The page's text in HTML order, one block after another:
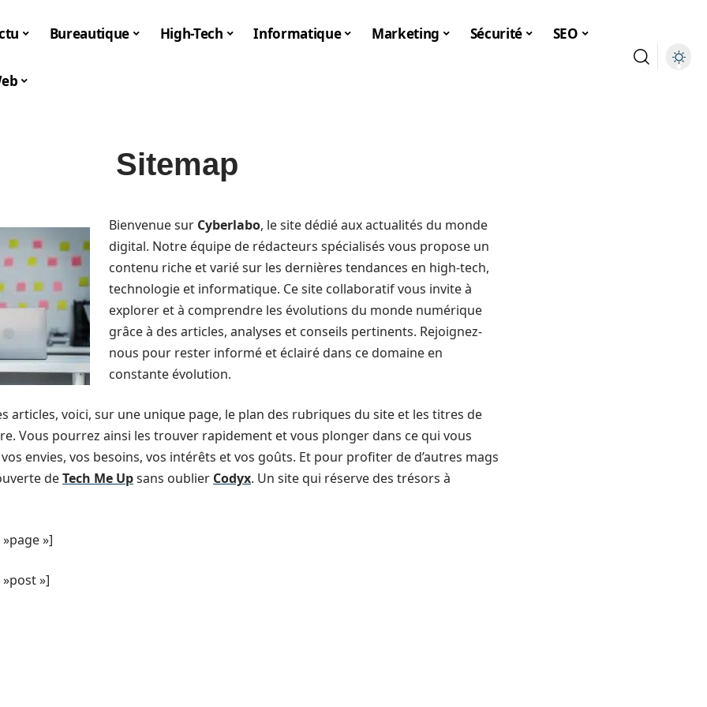
Bureautique High-Tech Informatique Marketing Sécurité SEO
Sitemap
Bienvenue sur Cyberlabo, le site dédié aux actualités du monde
digital. Notre équipe de rédacteurs spécialisés vous propose un
contenu riche et varié sur les dernières tendances en high-tech,
technologie et informatique. Ce site collaboratif vous invite à
explorer et à comprendre les évolutions du monde numérique
grâce à des articles, analyses et conseils pertinents. Rejoignez-
nous pour rester informé et éclairé dans ce domaine en
constante évolution.
articles, voici, sur une unique page, le plan des rubriques du site et les titres de
Vous pourrez ainsi les trouver rapidement et vous plonger dans ce qui vous
envies, vos besoins, vos intérêts et vos goûts. Et pour profiter de d’autres mags
deTech Me Upsans oublier Codyx. Un site qui réserve des trésors à
»]
»]